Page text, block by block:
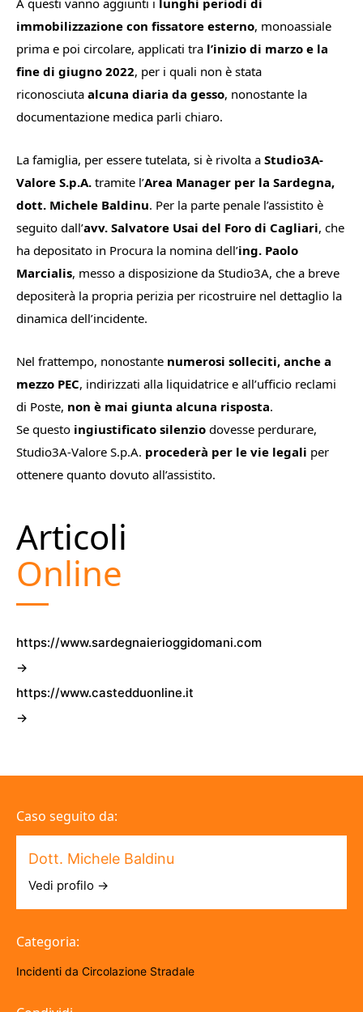
A questi vanno aggiunti i lunghi periodi di
immobilizzazione con fissatore esterno, monoassiale
prima e poi circolare, applicati tra l’inizio di marzo e la
fine di giugno 2022, per i quali non è stata
riconosciuta alcuna diaria da gesso, nonostante la
documentazione medica parli chiaro.
La famiglia, per essere tutelata, si è rivolta a Studio3A-
Valore S.p.A. tramite l’Area Manager per la Sardegna,
dott. Michele Baldinu. Per la parte penale l’assistito è
seguito dall’avv. Salvatore Usai del Foro di Cagliari, che
ha depositato in Procura la nomina dell’ing. Paolo
Marcialis, messo a disposizione da Studio3A, che a breve
depositerà la propria perizia per ricostruire nel dettaglio la
dinamica dell’incidente.
Nel frattempo, nonostante numerosi solleciti, anche a
mezzo PEC, indirizzati alla liquidatrice e all’ufficio reclami
di Poste, non è mai giunta alcuna risposta.
Se questo ingiustificato silenzio dovesse perdurare,
Studio3A-Valore S.p.A. procederà per le vie legali per
ottenere quanto dovuto all’assistito.
Articoli
Online
https://www.sardegnaierioggidomani.com
→
https://www.castedduonline.it
→
Caso seguito da:
Dott. Michele Baldinu
Vedi profilo →
Categoria:
Incidenti da Circolazione Stradale